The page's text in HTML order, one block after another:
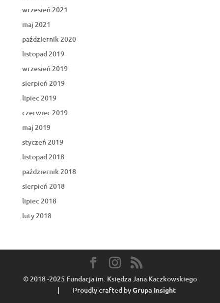
wrzesień 2021
maj 2021
październik 2020
listopad 2019
wrzesień 2019
sierpień 2019
lipiec 2019
czerwiec 2019
maj 2019
styczeń 2019
listopad 2018
październik 2018
sierpień 2018
lipiec 2018
luty 2018
© 2018 -2025 Fundacja im. Księdza Jana Kaczkowskiego
| Proudly crafted byGrupa Insight